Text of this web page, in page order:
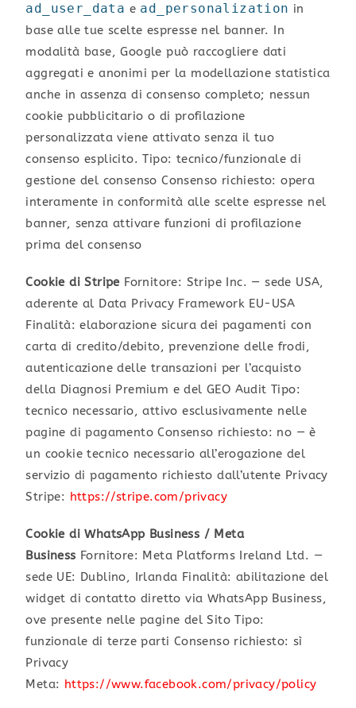
ad_user_data e ad_personalization in
base alle tue scelte espresse nel banner. In
modalità base, Google può raccogliere dati
aggregati e anonimi per la modellazione statistica
anche in assenza di consenso completo; nessun
cookie pubblicitario o di profilazione
personalizzata viene attivato senza il tuo
consenso esplicito. Tipo: tecnico/funzionale di
gestione del consenso Consenso richiesto: opera
interamente in conformità alle scelte espresse nel
banner, senza attivare funzioni di profilazione
prima del consenso
Cookie di StripeFornitore: Stripe Inc. — sede USA,
aderente al Data Privacy Framework EU-USA
Finalità: elaborazione sicura dei pagamenti con
carta di credito/debito, prevenzione delle frodi,
autenticazione delle transazioni per l’acquisto
della Diagnosi Premium e del GEO Audit Tipo:
tecnico necessario, attivo esclusivamente nelle
pagine di pagamento Consenso richiesto: no — è
un cookie tecnico necessario all’erogazione del
servizio di pagamento richiesto dall’utente Privacy
Stripe: https://stripe.com/privacy
Cookie di WhatsApp Business / Meta
Business Fornitore: Meta Platforms Ireland Ltd. —
sede UE: Dublino, Irlanda Finalità: abilitazione del
widget di contatto diretto via WhatsApp Business,
ove presente nelle pagine del Sito Tipo:
funzionale di terze parti Consenso richiesto: sì
Privacy
Meta: https://www.facebook.com/privacy/policy